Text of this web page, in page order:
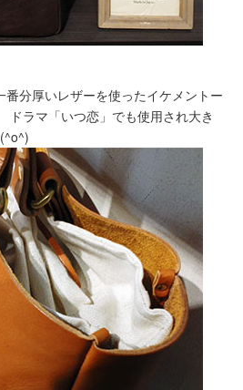
番分厚いレザーを使ったイケメントー
ラマ「いつ恋」でも使用され大き